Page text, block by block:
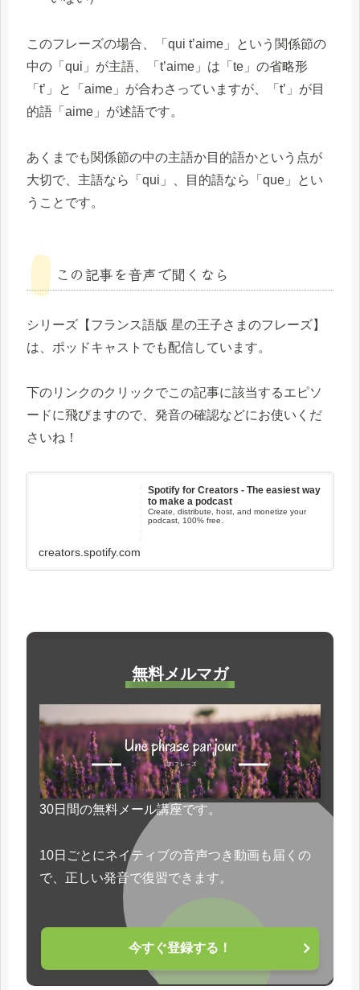
このフレーズの場合、「qui t’aime」という関係節の
中の「qui」が主語、「t’aime」は「te」の省略形
「t’」と「aime」が合わさっていますが、「t’」が目
的語「aime」が述語です。
あくまでも関係節の中の主語か目的語かという点が
大切で、主語なら「qui」、目的語なら「que」とい
うことです。
この記事を音声で聞くなら
シリーズ【フランス語版 星の王子さまのフレーズ】
は、ポッドキャストでも配信しています。
下のリンクのクリックでこの記事に該当するエピソ
ードに飛びますので、発音の確認などにお使いくだ
さいね！
Spotify for Creators - The easiest way
to make a podcast
Create, distribute, host, and monetize your
podcast, 100% free.
creators.spotify.com
無料メルマガ
30日間の無料メール講座です。
10日ごとにネイティブの音声つき動画も届くの
で、正しい発音で復習できます。
今すぐ登録する！